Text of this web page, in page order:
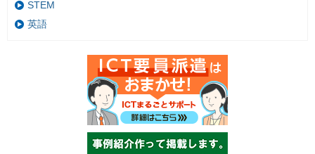
STEM
英語